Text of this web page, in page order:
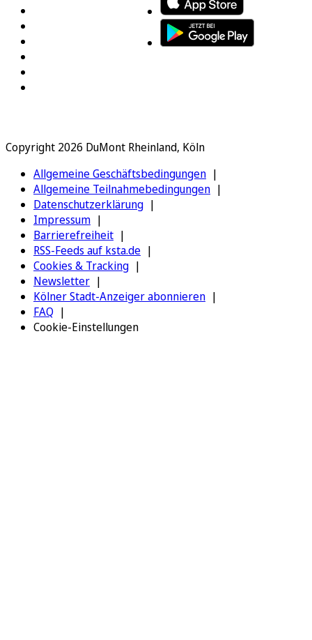
Copyright 2026 DuMont Rheinland, Köln
Allgemeine Geschäftsbedingungen
Allgemeine Teilnahmebedingungen
Datenschutzerklärung
Impressum
Barrierefreiheit
RSS-Feeds auf ksta.de
Cookies & Tracking
Newsletter
Kölner Stadt-Anzeiger abonnieren
FAQ
Cookie-Einstellungen